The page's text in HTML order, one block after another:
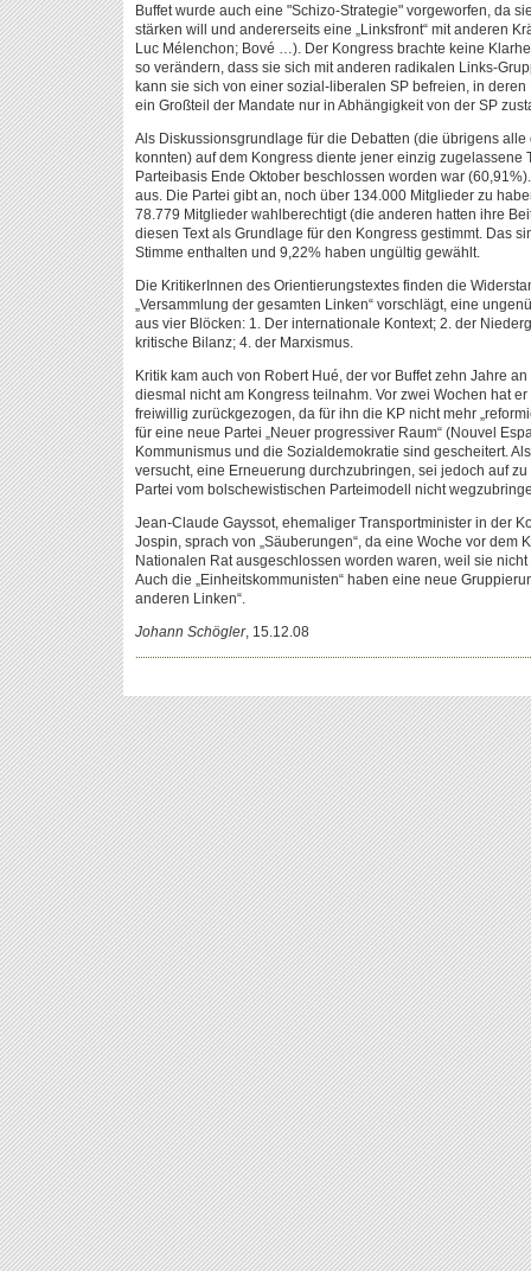
Buffet wurde auch eine "Schizo-Strategie" vorgeworfen, da
stärken will und andererseits eine „Linksfront“ mit anderen
Luc Mélenchon; Bové …). Der Kongress brachte keine
so verändern, dass sie sich mit anderen radikalen Links-
kann sie sich von einer sozial-liberalen SP befreien, in
ein Großteil der Mandate nur in Abhängigkeit von der SP
Als Diskussionsgrundlage für die Debatten (die übrigens
konnten) auf dem Kongress diente jener einzig zugelassene
Parteibasis Ende Oktober beschlossen worden war
aus. Die Partei gibt an, noch über 134.000 Mitglieder zu
78.779 Mitglieder wahlberechtigt (die anderen hatten ihre
diesen Text als Grundlage für den Kongress gestimmt. Das
Stimme enthalten und 9,22% haben ungültig gewählt.
Die KritikerInnen des Orientierungstextes finden die
„Versammlung der gesamten Linken“ vorschlägt, eine
aus vier Blöcken: 1. Der internationale Kontext; 2. der
kritische Bilanz; 4. der Marxismus.
Kritik kam auch von Robert Hué, der vor Buffet zehn Jahre
diesmal nicht am Kongress teilnahm. Vor zwei Wochen hat
freiwillig zurückgezogen, da für ihn die KP nicht mehr
für eine neue Partei „Neuer progressiver Raum“ (Nouvel
Kommunismus und die Sozialdemokratie sind gescheitert.
versucht, eine Erneuerung durchzubringen, sei jedoch auf
Partei vom bolschewistischen Parteimodell nicht
Jean-Claude Gayssot, ehemaliger Transportminister in der
Jospin, sprach von „Säuberungen“, da eine Woche vor dem
Nationalen Rat ausgeschlossen worden waren, weil sie
Auch die „Einheitskommunisten“ haben eine neue
anderen Linken“.
Johann Schögler, 15.12.08